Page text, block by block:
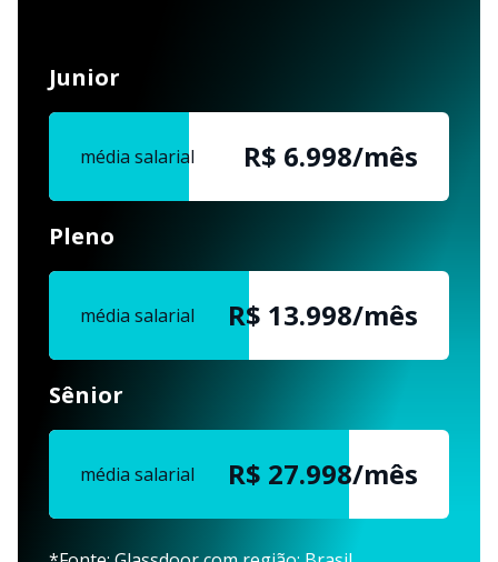
Junior
média salarial R$ 7.000/mês
Pleno
média salarial R$ 14.000/mês
Sênior
média salarial R$ 28.000/mês